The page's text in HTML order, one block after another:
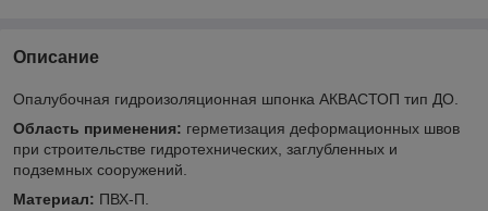
Описание
Опалубочная гидроизоляционная шпонка АКВАСТОП тип ДО.
Область применения: герметизация деформационных швов
при строительстве гидротехнических, заглубленных и
подземных сооружений.
Материал: ПВХ-П.